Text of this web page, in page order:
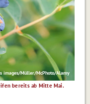
images/Müller/McPhoto/Alamy
bereits ab Mitte Mai.